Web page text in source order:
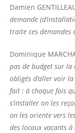
Damien
demande
traite ces demandes
Dominique
pas de budget sur la
obligés d’aller voir
fait : à chaque fois
s’installer on les
on les oriente vers
des locaux vacants